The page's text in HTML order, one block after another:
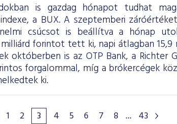
is gazdag hónapot tudhat
a BUX. A szeptemberi
csúcsot is beállítva a hónap
milliárd forintot tett ki, napi átlagban
októberben is az OTP Bank, a Richter
forgalommal, míg a brókercégek
ki.
1 2 3 4 5 6 7 8 ... 43